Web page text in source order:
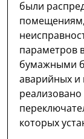
были
помещениям,
параметров
бумажными
аварийных и
которых